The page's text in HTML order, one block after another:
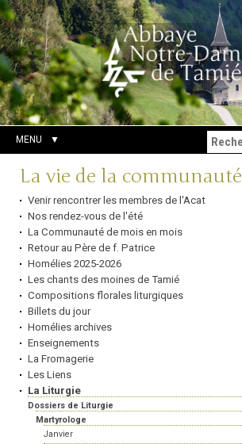
Aller
au
contenu.
|
Aller
à
la
navigation
Outils
personnels
Chercher par
Recherche
avancée…
MENU
Navigation
La vie de la communauté
Venir rencontrer les membres de l'Acat
Nos rendez-vous de l'été
La Communauté de mois en mois
Retour au Père de f. Patrice
Homélies 2025-2026
Les chants des moines de Tamié
Compositions florales liturgiques
Billets du jour
Homélies archives
Enseignements
La Fromagerie
Les Liens
La Liturgie
Dossiers de Liturgie
Martyrologe
Janvier